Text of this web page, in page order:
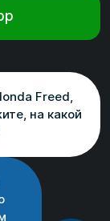
Freed,
на какой